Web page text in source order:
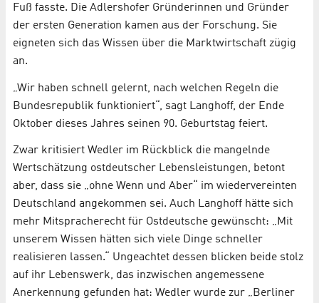
Fuß fasste. Die Adlershofer Gründerinnen und Gründer
der ersten Generation kamen aus der Forschung. Sie
eigneten sich das Wissen über die Marktwirtschaft zügig
an.
„Wir haben schnell gelernt, nach welchen Regeln die
Bundesrepublik funktioniert“, sagt Langhoff, der Ende
Oktober dieses Jahres seinen 90. Geburtstag feiert.
Zwar kritisiert Wedler im Rückblick die mangelnde
Wertschätzung ostdeutscher Lebensleistungen, betont
aber, dass sie „ohne Wenn und Aber“ im wiedervereinten
Deutschland angekommen sei. Auch Langhoff hätte sich
mehr Mitspracherecht für Ostdeutsche gewünscht: „Mit
unserem Wissen hätten sich viele Dinge schneller
realisieren lassen.“ Ungeachtet dessen blicken beide stolz
auf ihr Lebenswerk, das inzwischen angemessene
Anerkennung gefunden hat: Wedler wurde zur „Berliner